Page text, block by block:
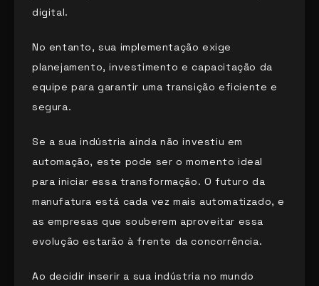
digital.
No entanto, sua implementação exige
planejamento, investimento e capacitação da
equipe para garantir uma transição eficiente e
segura.
Se a sua indústria ainda não investiu em
automação, este pode ser o momento ideal
para iniciar essa transformação. O futuro da
manufatura está cada vez mais automatizado, e
as empresas que souberem aproveitar essa
evolução estarão à frente da concorrência.
Ao decidir inserir a sua indústria no mundo